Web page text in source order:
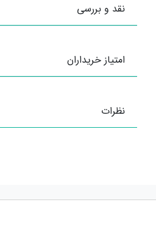
نقد و بررسی
امتیاز خریداران
نظرات